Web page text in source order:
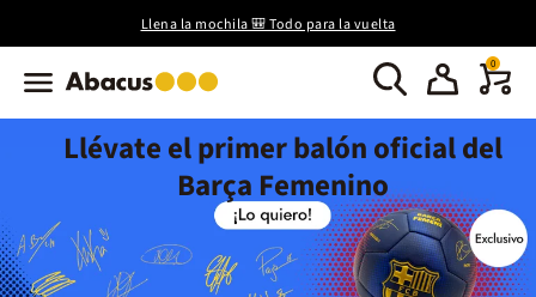
Llena la mochila 🎒 Todo para la vuelta
0
Llévate el primer balón oficial del
Barça Femenino